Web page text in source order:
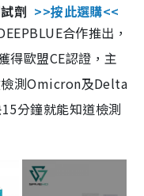
劑 >>按此選購<<
合作推出，
得歐盟CE認證，主
測Omicron及Delta
分鐘就能知道檢測